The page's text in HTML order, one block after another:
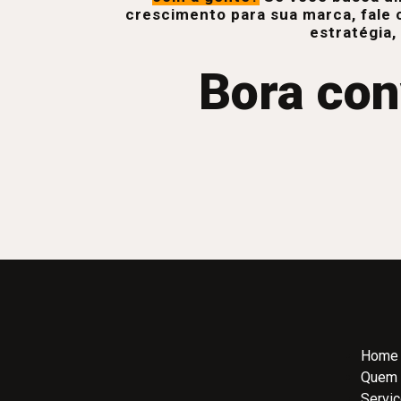
crescimento para sua marca, fale
estratégia,
Bora
Home